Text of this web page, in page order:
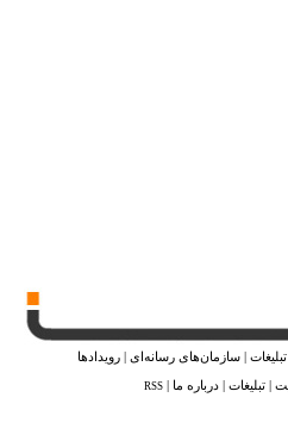
|تبلیغات سازمان‌های رسانه‌ای |رویدادها
تبلیغات |درباره ما |
RSS